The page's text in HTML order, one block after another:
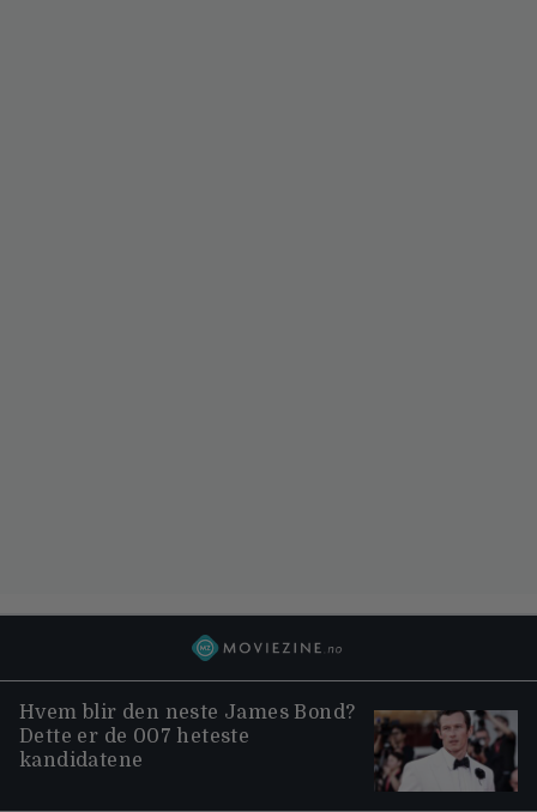
Hvem blir den neste James Bond?
Dette er de 007 heteste
kandidatene